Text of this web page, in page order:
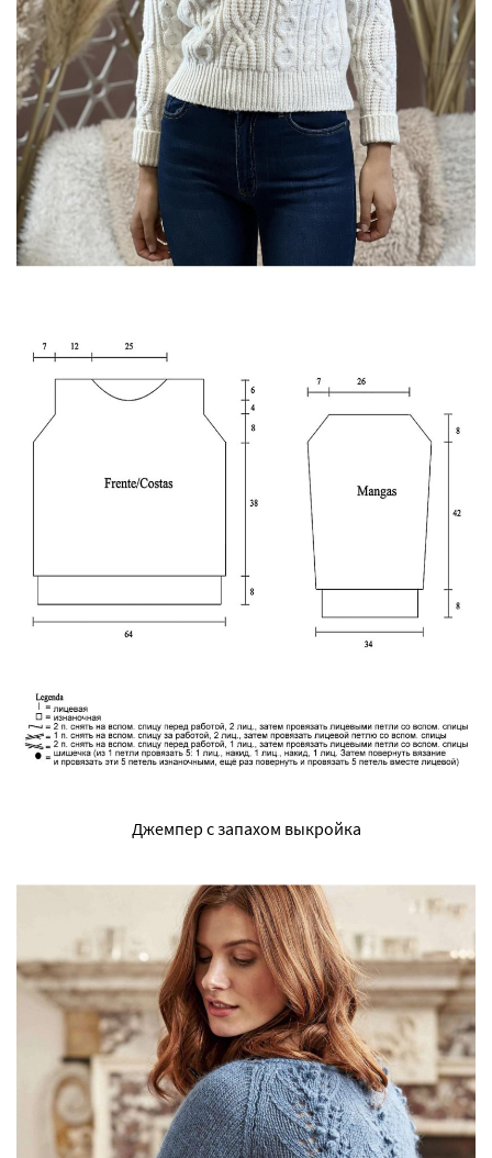
Джемпер с запахом выкройка